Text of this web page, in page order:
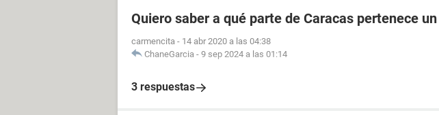
Quiero saber a qué parte de Caracas pertenece
carmencita - 14 abr 2020 a las 04:38
ChaneGarcia - 9 sep 2024 a las 01:14
3 respuestas